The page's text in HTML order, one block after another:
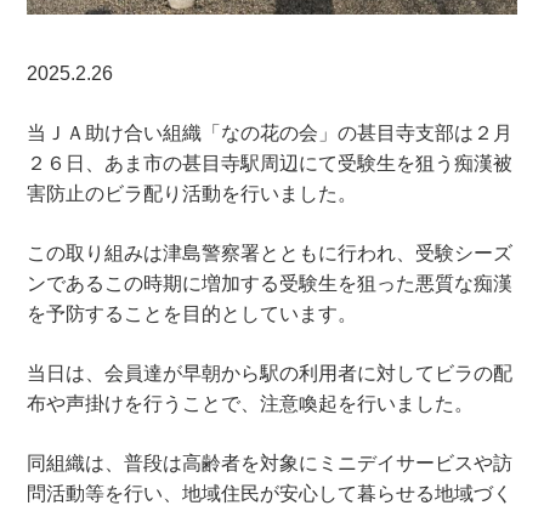
2025.2.26
当ＪＡ助け合い組織「なの花の会」の甚目寺支部は２月
２６日、あま市の甚目寺駅周辺にて受験生を狙う痴漢被
害防止のビラ配り活動を行いました。
この取り組みは津島警察署とともに行われ、受験シーズ
ンであるこの時期に増加する受験生を狙った悪質な痴漢
を予防することを目的としています。
当日は、会員達が早朝から駅の利用者に対してビラの配
布や声掛けを行うことで、注意喚起を行いました。
同組織は、普段は高齢者を対象にミニデイサービスや訪
問活動等を行い、地域住民が安心して暮らせる地域づく